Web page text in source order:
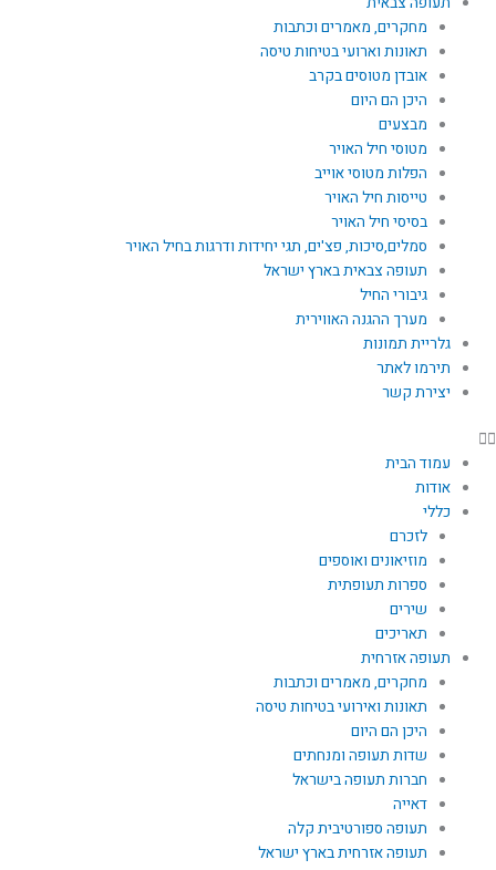
מחקרים, מאמרים וכתבות
תאונות וארועי בטיחות טיסה
אובדן מטוסים בקרב
היכן הם היום
מבצעים
מטוסי חיל האויר
הפלות מטוסי אוייב
טייסות חיל האויר
בסיסי חיל האויר
סמלים,סיכות, פצ'ים, תגי יחידות ודרגות בחיל האויר
תעופה צבאית בארץ ישראל
גיבורי החיל
מערך ההגנה האווירית
גלריית תמונות
תירמו לאתר
יצירת קשר
עמוד הבית
אודות
כללי
לזכרם
מוזיאונים ואוספים
ספרות תעופתית
שירים
תאריכים
תעופה אזרחית
מחקרים, מאמרים וכתבות
תאונות ואירועי בטיחות טיסה
היכן הם היום
שדות תעופה ומנחתים
חברות תעופה בישראל
דאייה
תעופה ספורטיבית קלה
תעופה אזרחית בארץ ישראל